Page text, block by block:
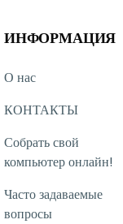
ИНФОРМАЦИЯ
О нас
КОНТАКТЫ
Собрать свой
компьютер онлайн!
Часто задаваемые
вопросы